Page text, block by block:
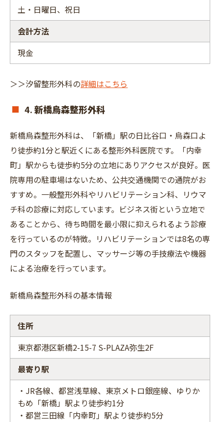
土・日曜日、祝日
会計方法
現金
＞＞汐留整形外科の詳細はこちら
4.新橋烏森整形外科
新橋烏森整形外科は、「新橋」駅の日比谷口・烏森口よ
り徒歩約1分と駅近くにある整形外科医院です。「内幸
町」駅からも徒歩約5分の立地にありアクセスが良好。医
院専用の駐車場はないため、公共交通機関での通院がお
すすめ。一般整形外科やリハビリテーション科、リウマ
チ科の診療に対応しています。ビジネス街という立地で
あることから、待ち時間を最小限に抑えられるよう診療
を行っているのが特徴。リハビリテーションでは8名の専
門のスタッフを配置し、マッサージ等の手技療法や機器
による治療を行っています。
新橋烏森整形外科の基本情報
住所
東京都港区新橋2-15-7 S-PLAZA弥生2F
最寄り駅
・JR各線、都営浅草線、東京メトロ銀座線、ゆりか
もめ「新橋」駅より徒歩約1分
・都営三田線「内幸町」駅より徒歩約5分